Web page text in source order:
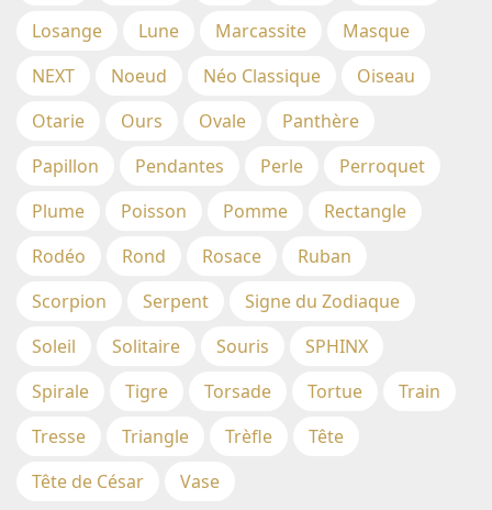
Losange
Lune Marcassite
Masque
NEXT
Noeud Néo Classique
Oiseau
Otarie
Ours Ovale
Panthère
Papillon
Pendantes Perle
Perroquet
Plume
Poisson Pomme
Rectangle
Rodéo
Rond Rosace
Ruban
Scorpion
Serpent
Signe du Zodiaque
Soleil
Solitaire Souris
SPHINX
Spirale
Tigre Torsade Tortue
Train
Tresse
Triangle Trèfle
Tête
Tête de César
Vase